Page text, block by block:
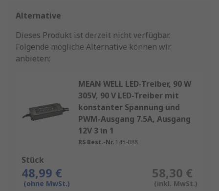
Alternative
Dieses Produkt ist derzeit nicht verfügbar.
Folgende mögliche Alternative können wir
anbieten:
MEAN WELL LED-Treiber, 90 W
305V, 90 V LED-Treiber mit
konstanter Spannung und
PWM-Ausgang 7.5A, Ausgang
12V 3 in 1
RS Best.-Nr. 145-088
Stück
48,99 €
(ohne MwSt.)
58,30 €
(inkl. MwSt.)